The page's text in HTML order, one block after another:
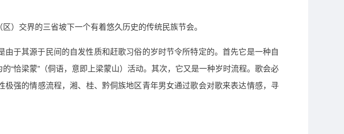
）交界的三省坡下一个有着悠久历史的传统民族节会。
于其源于民间的自发性质和赶歌习俗的岁时节令所特定的。首先它是一种自
“恰梁蒙”（侗语，意即上梁蒙山）活动。其次，它又是一种岁时流程。歌会必
强的情感流程，湘、桂、黔侗族地区青年男女通过歌会对歌来表达情感，寻